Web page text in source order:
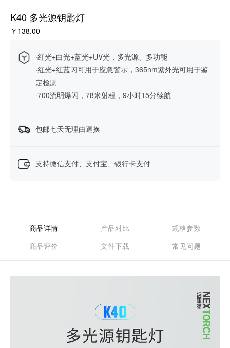
K40 多光源钥匙灯
￥138.00
·红光+白光+蓝光+UV光，多光源、多功能
·红光+红蓝闪可用于应急警示，365nm紫外光可用于鉴
定检测
·700流明爆闪，78米射程，9小时15分续航
包邮七天无理由退换
支持微信支付、支付宝、银行卡支付
商品详情 产品对比
规格参数
商品评价
文件下载 常见问题